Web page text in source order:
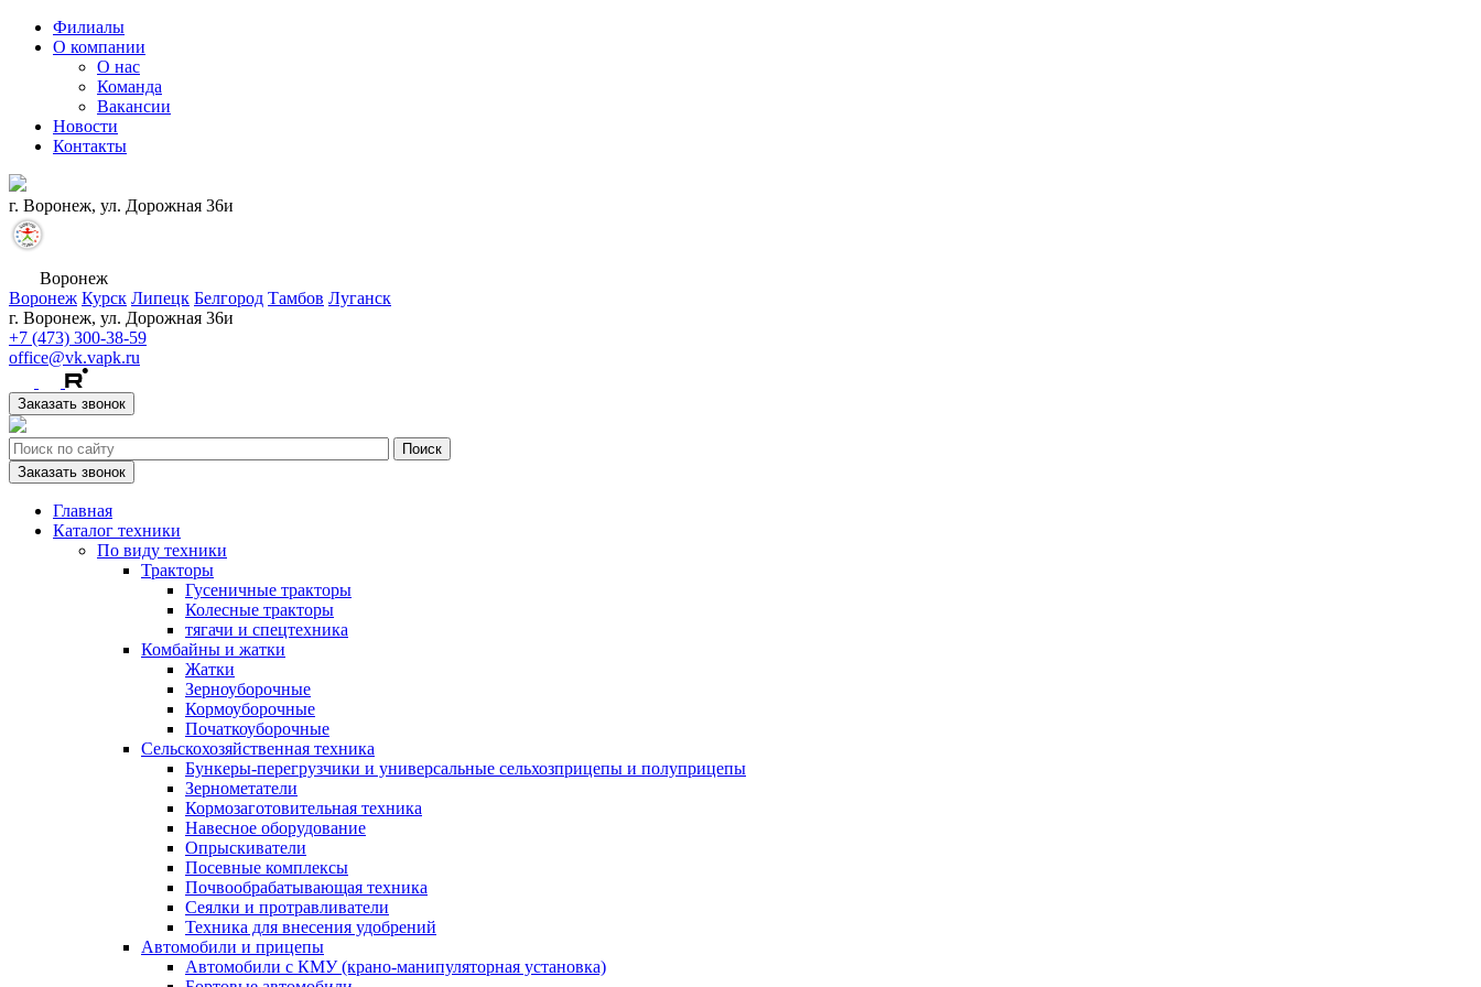
Филиалы
О компании
О нас
Команда
Вакансии
Новости
Контакты
г. Воронеж, ул. Дорожная 36и
Воронеж
Воронеж Курск Липецк Белгород Тамбов Луганск
г. Воронеж, ул. Дорожная 36и
+7 (473) 300-38-59
office@vk.vapk.ru
Заказать звонок
Заказать звонок
Главная
Каталог техники
По виду техники
Тракторы
Гусеничные тракторы
Колесные тракторы
тягачи и спецтехника
Комбайны и жатки
Жатки
Зерноуборочные
Кормоуборочные
Початкоуборочные
Сельскохозяйственная техника
Бункеры-перегрузчики и универсальные сельхозприцепы и полуприцепы
Зернометатели
Кормозаготовительная техника
Навесное оборудование
Опрыскиватели
Посевные комплексы
Почвообрабатывающая техника
Сеялки и протравливатели
Техника для внесения удобрений
Автомобили и прицепы
Автомобили с КМУ (крано-манипуляторная установка)